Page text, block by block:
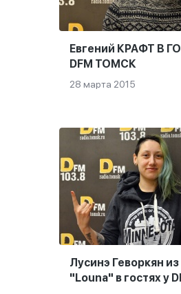
Евгений КРАФТ В
DFM ТОМСК
28 марта 2015
Лусинэ Геворкян
"Louna" в гостях у